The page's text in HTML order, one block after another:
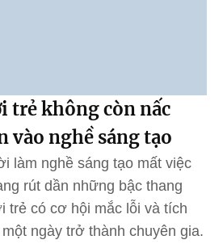
trẻ không còn nấc
vào nghề sáng tạo
làm nghề sáng tạo mất việc
rút dần những bậc thang
trẻ có cơ hội mắc lỗi và tích
ngày trở thành chuyên gia.